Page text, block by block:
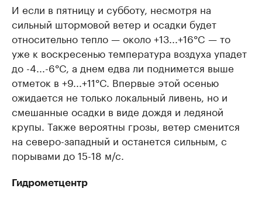
И если в пятницу и субботу, несмотря на
сильный штормовой ветер и осадки будет
относительно тепло — около +13...+16°C — то
уже к воскресенью температура воздуха упадет
до -4...-6°C, а днем едва ли поднимется выше
отметок в +9...+11°C. Впервые этой осенью
ожидается не только локальный ливень, но и
смешанные осадки в виде дождя и ледяной
крупы. Также вероятны грозы, ветер сменится
на северо-западный и останется сильным, с
порывами до 15-18 м/с.
Гидрометцентр